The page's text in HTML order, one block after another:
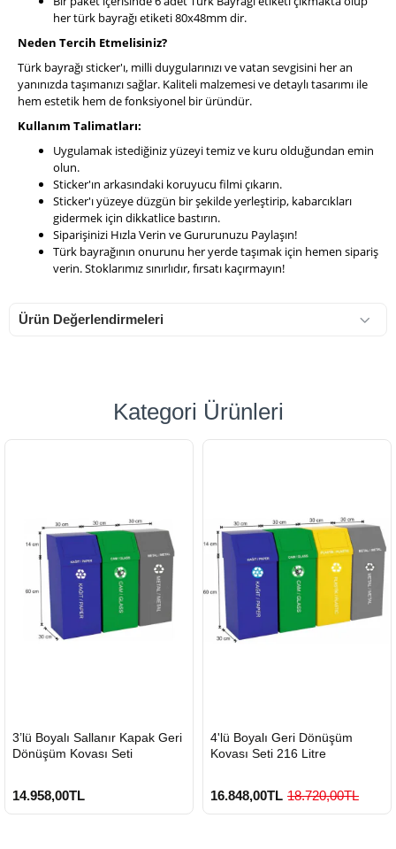
her türk bayrağı etiketi 80x48mm dir.
Neden Tercih Etmelisiniz?
Türk bayrağı sticker'ı, milli duygularınızı ve vatan sevgisini her an
yanınızda taşımanızı sağlar. Kaliteli malzemesi ve detaylı tasarımı ile
hem estetik hem de fonksiyonel bir üründür.
Kullanım Talimatları:
Uygulamak istediğiniz yüzeyi temiz ve kuru olduğundan emin
olun.
Sticker'ın arkasındaki koruyucu filmi çıkarın.
Sticker'ı yüzeye düzgün bir şekilde yerleştirip, kabarcıkları
gidermek için dikkatlice bastırın.
Siparişinizi Hızla Verin ve Gururunuzu Paylaşın!
Türk bayrağının onurunu her yerde taşımak için hemen sipariş
verin. Stoklarımız sınırlıdır, fırsatı kaçırmayın!
Ürün Değerlendirmeleri
Kategori Ürünleri
HIZLI
GÖNDERİ
3’lü Boyalı Sallanır Kapak Geri
Dönüşüm Kovası Seti
14.958,00TL
HIZLI
GÖNDERİ
4'lü Boyalı Geri Dönüşüm
Kovası Seti 216 Litre
16.848,00TL 18.720,00TL